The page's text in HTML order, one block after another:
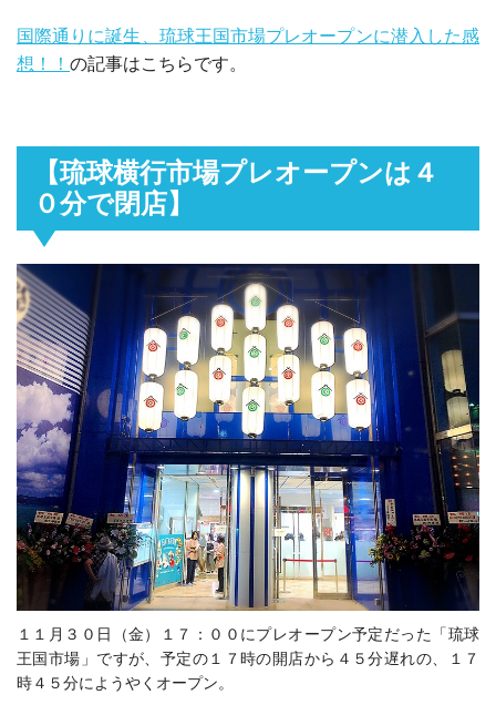
国際通りに誕生、琉球王国市場プレオープンに潜入した感
想！！ の記事はこちらです。
【琉球横行市場プレオープンは４
０分で閉店】
１１月３０日（金）１７：００にプレオープン予定だった「琉球
王国市場」ですが、予定の１７時の開店から４５分遅れの、１７
時４５分にようやくオープン。